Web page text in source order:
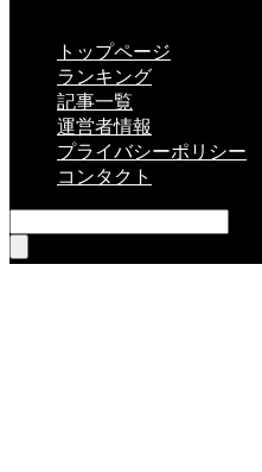
トップページ
ランキング
記事一覧
運営者情報
プライバシーポリシー
コンタクト